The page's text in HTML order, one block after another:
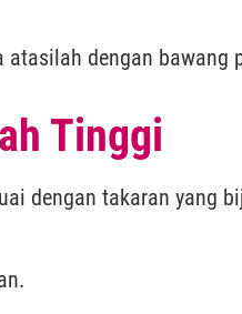
dengan bawang
Tinggi
dengan takaran yang